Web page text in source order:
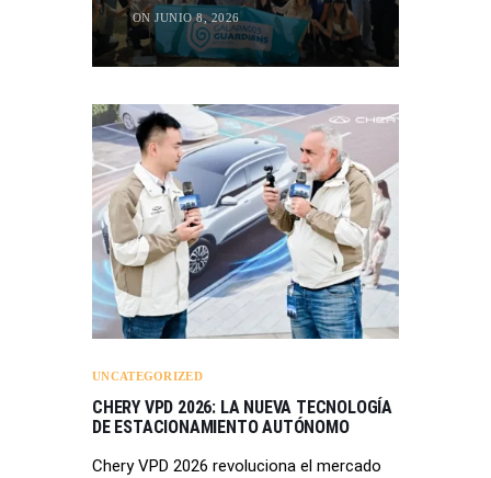
ON JUNIO 8, 2026
UNCATEGORIZED
CHERY VPD 2026: LA NUEVA TECNOLOGÍA
DE ESTACIONAMIENTO AUTÓNOMO
Chery VPD 2026 revoluciona el mercado